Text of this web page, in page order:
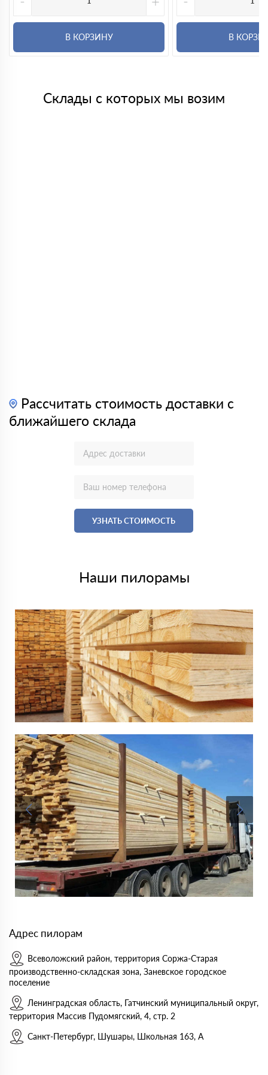
В КОРЗИНУ В
Склады с которых мы возим
Рассчитать стоимость доставки с
ближайшего склада
УЗНАТЬ СТОИМОСТЬ
Наши пилорамы
Адрес пилорам
Всеволожский район, территория Соржа-Старая
производственно-складская зона, Заневское городское
поселение
Ленинградская область, Гатчинский муниципальный округ,
территория Массив Пудомягский, 4, стр. 2
Санкт-Петербург, Шушары, Школьная 163, А